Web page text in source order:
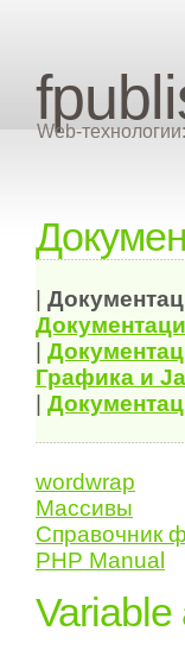
Web-
Графика и
wordwrap
Массивы
Справочник
PHP Manual
Variable